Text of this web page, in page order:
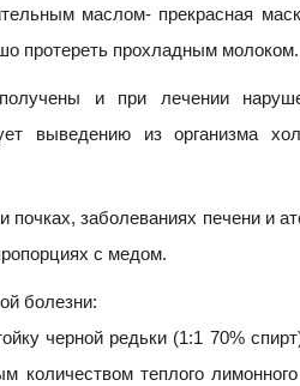
маслом- прекрасная
протереть прохладным молоком.
и при лечении
выведению из организма
заболеваниях печени и
с медом.
болезни:
черной редьки (1:1 70%
количеством теплого